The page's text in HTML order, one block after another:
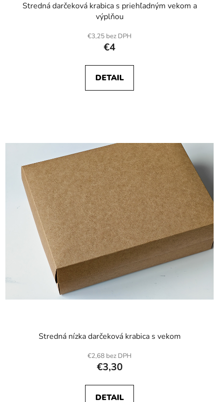
Stredná darčeková krabica s priehľadným vekom a
výplňou
€3,25 bez DPH
€4
DETAIL
Stredná nízka darčeková krabica s vekom
€2,68 bez DPH
€3,30
DETAIL